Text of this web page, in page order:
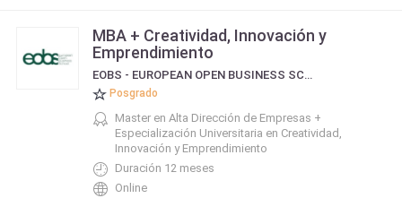
MBA + Creatividad, Innovación y
Emprendimiento
EOBS - EUROPEAN OPEN BUSINESS SCHOOL
Posgrado
Master en Alta Dirección de Empresas +
Especialización Universitaria en Creatividad,
Innovación y Emprendimiento
Duración 12 meses
Online